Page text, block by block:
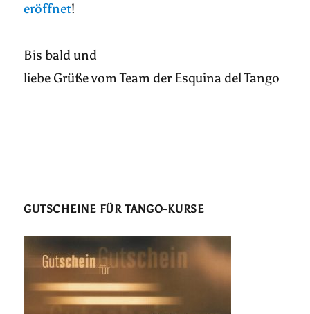
eröffnet!
Bis bald und
liebe Grüße vom Team der Esquina del Tango
GUTSCHEINE FÜR TANGO-KURSE